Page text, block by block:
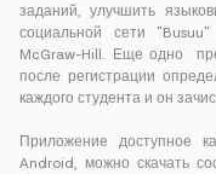
заданий, улучшить
социальной сети
McGraw-Hill. Еще одно
после регистрации
каждого студента и он
Приложение доступное
Android, можно скачать